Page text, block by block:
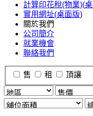
計算印花稅(物業)(
實用網址(桌面版)
關於我們
公司簡介
就業機會
聯絡我們
售 租 頂讓